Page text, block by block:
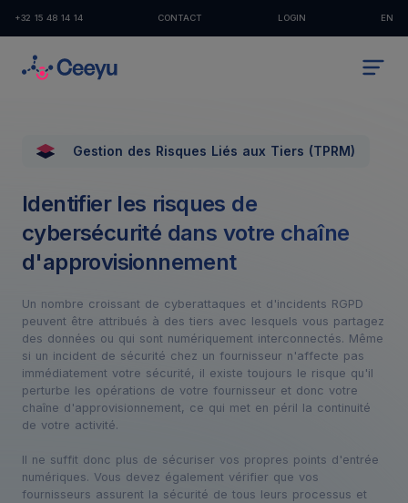
+32 15 48 14 14 CONTACT LOGIN EN
Gestion des Risques Liés aux Tiers (TPRM)
Identifier les risques de
cybersécurité dans votre chaîne
d'approvisionnement
Un nombre croissant de cyberattaques et d'incidents RGPD
peuvent être attribués à des tiers avec lesquels vous partagez
des données ou qui sont numériquement interconnectés. Même
si un incident de sécurité chez un fournisseur n'affecte pas
immédiatement votre sécurité, il existe toujours le risque qu'il
perturbe les opérations de votre fournisseur et donc votre
chaîne d'approvisionnement, ce qui met en péril la continuité
de votre activité.
Il ne suffit donc plus de sécuriser vos propres points d'entrée
numériques. Vous devez également vérifier que vos
fournisseurs assurent la sécurité de tous leurs processus et